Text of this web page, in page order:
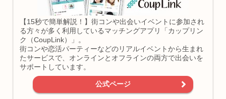
【15秒で簡単解説！】街コンや出会いイベントに参加され
る方々が多く利用しているマッチングアプリ「カップリン
ク（CoupLink）」。
街コンや恋活パーティーなどのリアルイベントから生まれ
たサービスで、オンラインとオフラインの両方で出会いを
サポートしています。
公式ページ